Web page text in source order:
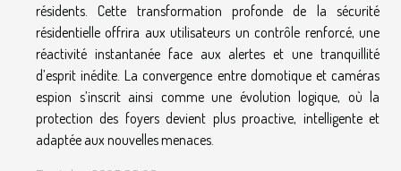
résidents. Cette transformation profonde de la sécurité
résidentielle offrira aux utilisateurs un contrôle renforcé, une
réactivité instantanée face aux alertes et une tranquillité
d’esprit inédite. La convergence entre domotique et caméras
espion s’inscrit ainsi comme une évolution logique, où la
protection des foyers devient plus proactive, intelligente et
adaptée aux nouvelles menaces.